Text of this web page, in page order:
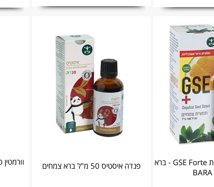
תמצית זרעי אשכוליות GSE Forte - ברא
פנדה איסטיס 50 מ"ל ‏ברא צמחים